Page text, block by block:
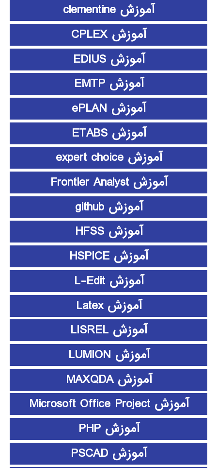
آموزش clementine
آموزش CPLEX
آموزش EDIUS
آموزش EMTP
آموزش ePLAN
آموزش ETABS
آموزش expert choice
آموزش Frontier Analyst
آموزش github
آموزش HFSS
آموزش HSPICE
آموزش L-Edit
آموزش Latex
آموزش LISREL
آموزش LUMION
آموزش MAXQDA
آموزش Microsoft Office Project
آموزش PHP
آموزش PSCAD